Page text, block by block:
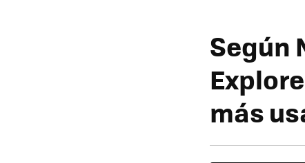
Según
más